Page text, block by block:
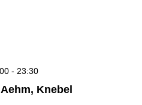
Knebel
- 23:30